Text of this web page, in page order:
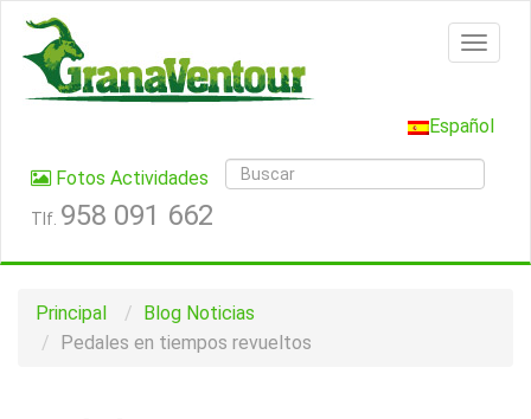
Español
Fotos Actividades
Tlf. 958 091 662
Principal Blog Noticias
Pedales en tiempos revueltos